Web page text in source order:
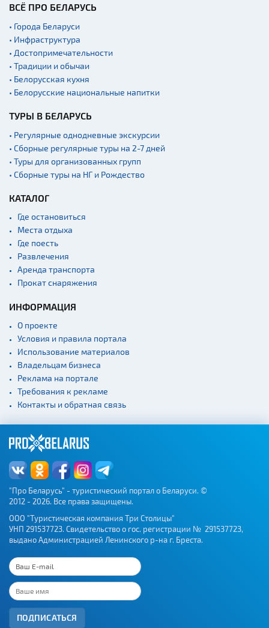
ВСЁ ПРО БЕЛАРУСЬ
• Города Беларуси
• Инфраструктура
• Достопримечательности
• Традиции и обычаи
• Белорусская кухня
• Белорусские национальные напитки
ТУРЫ В БЕЛАРУСЬ
• Регулярные однодневные экскурсии
• Сборные регулярные туры на 2-7 дней
• Туры для организованных групп
• Сборные туры на НГ и Рождество
КАТАЛОГ
Где остановиться
Места отдыха
Где поесть
Развлечения
Аренда транспорта
Прокат снаряжения
ИНФОРМАЦИЯ
О проекте
Условия и правила портала
Использование материалов
Владельцам бизнеса
Реклама на портале
Требования к рекламе
Контакты и обратная связь
"Про Беларусь" - туристический портал о Беларуси. ©
2012 - 2026. Все права защищены.
ООО "Туристическая компания Три Столицы"
УНП 291537723. Свидетельство о гос. регистрации № 291537723,
выдано Администрацией Ленинского р-на г. Бреста.
ПОДПИСАТЬСЯ